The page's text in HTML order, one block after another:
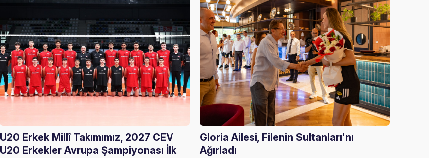
U20 Erkek Millî Takımımız, 2027 CEV
U20 Erkekler Avrupa Şampiyonası İlk
Gloria Ailesi, Filenin Sultanları'nı
Ağırladı